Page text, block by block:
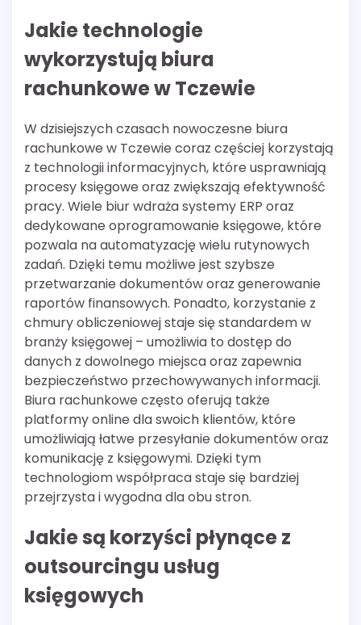
Jakie technologie
wykorzystują biura
rachunkowe w Tczewie
W dzisiejszych czasach nowoczesne biura
rachunkowe w Tczewie coraz częściej korzystają
z technologii informacyjnych, które usprawniają
procesy księgowe oraz zwiększają efektywność
pracy. Wiele biur wdraża systemy ERP oraz
dedykowane oprogramowanie księgowe, które
pozwala na automatyzację wielu rutynowych
zadań. Dzięki temu możliwe jest szybsze
przetwarzanie dokumentów oraz generowanie
raportów finansowych. Ponadto, korzystanie z
chmury obliczeniowej staje się standardem w
branży księgowej – umożliwia to dostęp do
danych z dowolnego miejsca oraz zapewnia
bezpieczeństwo przechowywanych informacji.
Biura rachunkowe często oferują także
platformy online dla swoich klientów, które
umożliwiają łatwe przesyłanie dokumentów oraz
komunikację z księgowymi. Dzięki tym
technologiom współpraca staje się bardziej
przejrzysta i wygodna dla obu stron.
Jakie są korzyści płynące z
outsourcingu usług
księgowych